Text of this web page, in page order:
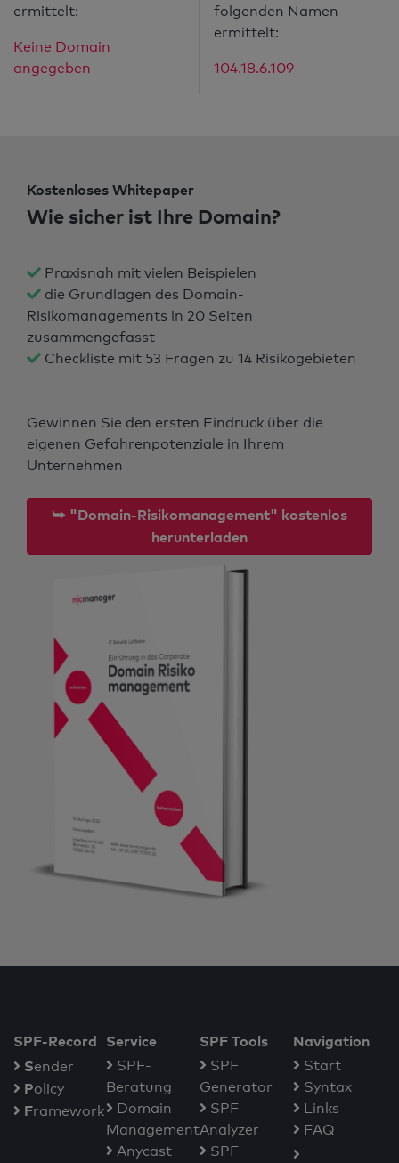
ermittelt:
Keine Domain
angegeben
folgenden Namen
ermittelt:
104.18.6.109
Kostenloses Whitepaper
Wie sicher ist Ihre Domain?
Praxisnah mit vielen Beispielen
die Grundlagen des Domain-
Risikomanagements in 20 Seiten
zusammengefasst
Checkliste mit 53 Fragen zu 14 Risikogebieten
Gewinnen Sie den ersten Eindruck über die
eigenen Gefahrenpotenziale in Ihrem
Unternehmen
⮩ "Domain-Risikomanagement" kostenlos
herunterladen
SPF-Record
Sender
Policy
Framework
Service
SPF-
Beratung
Domain
Management
Anycast
SPF Tools
SPF
Generator
SPF
Analyzer
SPF
Navigation
Start
Syntax
Links
FAQ